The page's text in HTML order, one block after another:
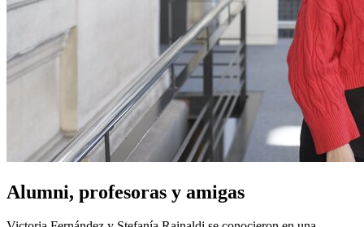
Alumni, profesoras y amigas